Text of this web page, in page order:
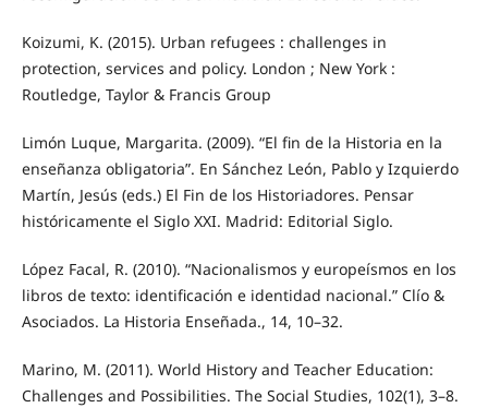
Koizumi, K. (2015). Urban refugees : challenges in
protection, services and policy. London ; New York :
Routledge, Taylor & Francis Group
Limón Luque, Margarita. (2009). “El fin de la Historia en la
enseñanza obligatoria”. En Sánchez León, Pablo y Izquierdo
Martín, Jesús (eds.) El Fin de los Historiadores. Pensar
históricamente el Siglo XXI. Madrid: Editorial Siglo.
López Facal, R. (2010). “Nacionalismos y europeísmos en los
libros de texto: identificación e identidad nacional.” Clío &
Asociados. La Historia Enseñada., 14, 10–32.
Marino, M. (2011). World History and Teacher Education:
Challenges and Possibilities. The Social Studies, 102(1), 3–8.